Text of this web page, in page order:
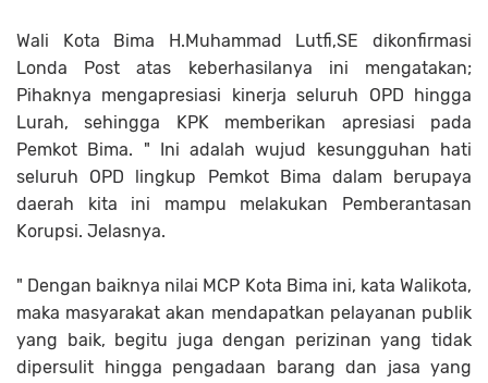
Wali Kota Bima H.Muhammad Lutfi,SE dikonfirmasi
Londa Post atas keberhasilanya ini mengatakan;
Pihaknya mengapresiasi kinerja seluruh OPD hingga
Lurah, sehingga KPK memberikan apresiasi pada
Pemkot Bima. " Ini adalah wujud kesungguhan hati
seluruh OPD lingkup Pemkot Bima dalam berupaya
daerah kita ini mampu melakukan Pemberantasan
Korupsi. Jelasnya.
" Dengan baiknya nilai MCP Kota Bima ini, kata Walikota,
maka masyarakat akan mendapatkan pelayanan publik
yang baik, begitu juga dengan perizinan yang tidak
dipersulit hingga pengadaan barang dan jasa yang